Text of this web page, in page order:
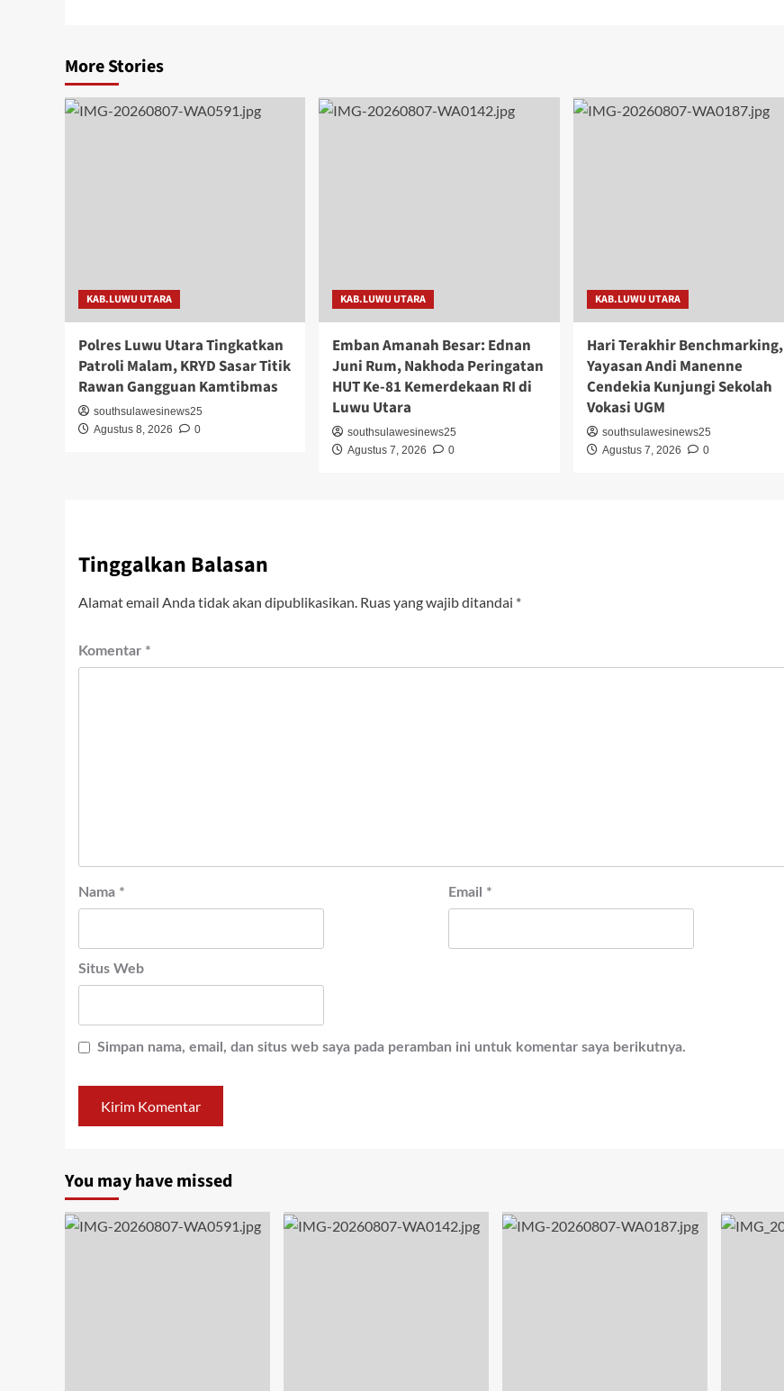
More Stories
KAB.LUWU UTARA
Polres Luwu Utara Tingkatkan
Patroli Malam, KRYD Sasar Titik
Rawan Gangguan Kamtibmas
southsulawesinews25
Agustus 8, 2026
0
KAB.LUWU UTARA
Emban Amanah Besar: Ednan
Juni Rum, Nakhoda Peringatan
HUT Ke-81 Kemerdekaan RI di
Luwu Utara
southsulawesinews25
Agustus 7, 2026
0
KAB.LUWU UTARA
Hari Terakhir Benchmarking,
Yayasan Andi Manenne
Cendekia Kunjungi Sekolah
Vokasi UGM
southsulawesinews25
Agustus 7, 2026
0
Tinggalkan Balasan
Alamat email Anda tidak akan dipublikasikan. Ruas yang wajib ditandai *
Komentar *
Nama * Email *
Situs Web
Simpan nama, email, dan situs web saya pada peramban ini untuk komentar saya berikutnya.
You may have missed